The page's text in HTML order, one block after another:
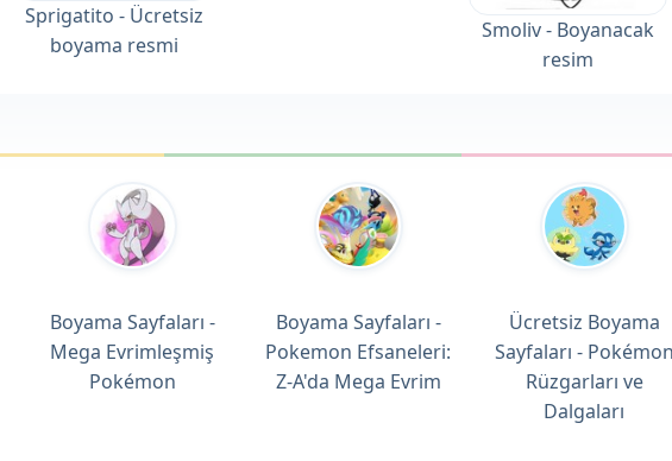
Sprigatito - Ücretsiz
boyama resmi
Smoliv - Boyanacak
resim
Boyama Sayfaları -
Mega Evrimleşmiş
Pokémon
Boyama Sayfaları -
Pokemon Efsaneleri:
Z-A'da Mega Evrim
Ücretsiz Boyama
Sayfaları - Pokémon
Rüzgarları ve
Dalgaları